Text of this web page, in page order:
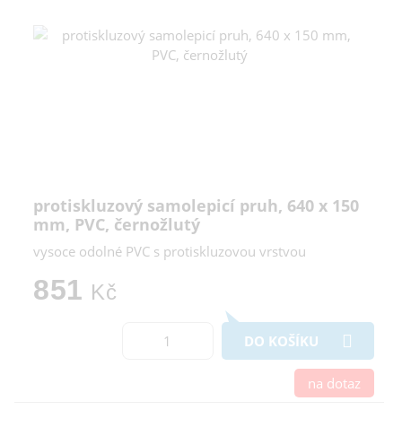
protiskluzový samolepicí pruh, 640 x 150
mm, PVC, černožlutý
vysoce odolné PVC s protiskluzovou vrstvou
851 Kč
DO KOŠÍKU
na dotaz